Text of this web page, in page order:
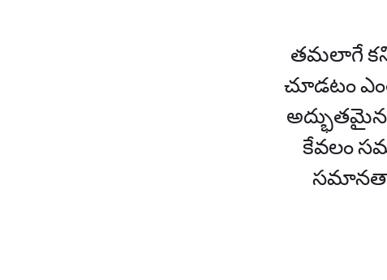
తమలాగే
చూడటం
కేవలం